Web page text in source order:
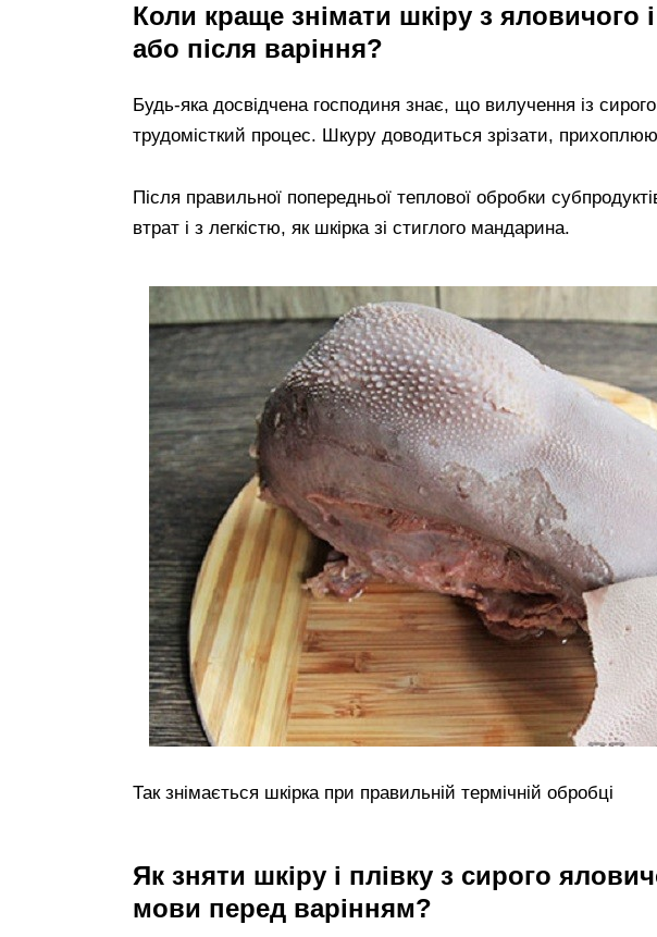
Коли краще знімати шкіру з яловичого
або після варіння?
Будь-яка досвідчена господиня знає, що вилучення із
трудомісткий процес. Шкуру доводиться зрізати,
Після правильної попередньої теплової обробки
втрат і з легкістю, як шкірка зі стиглого мандарина.
Так знімається шкірка при правильній термічній обробці
Як зняти шкіру і плівку з сирого
мови перед варінням?